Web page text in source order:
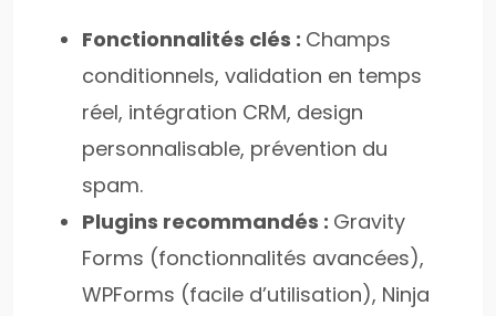
Fonctionnalités clés : Champs
conditionnels, validation en temps
réel, intégration CRM, design
personnalisable, prévention du
spam.
Plugins recommandés : Gravity
Forms (fonctionnalités avancées),
WPForms (facile d’utilisation), Ninja